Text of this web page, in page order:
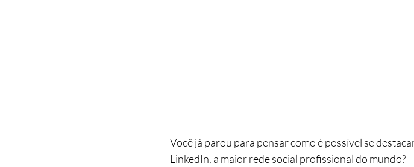
Você já parou para pensar como é possível se
LinkedIn, a maior rede social profissional do mundo?